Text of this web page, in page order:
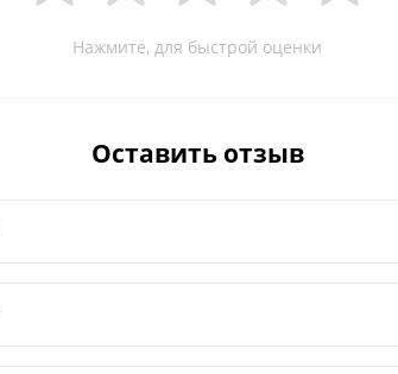
Нажмите, для быстрой оценки
Оставить отзыв